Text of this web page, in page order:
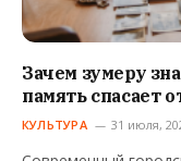
Зачем зумеру
память спасает
КУЛЬТУРА 31 июля,